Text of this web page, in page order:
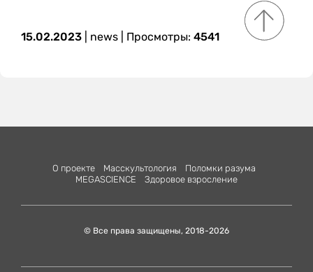
15.02.2023 news | Просмотры: 4541
О проекте Масскультология
Поломки разума
MEGASCIENСE
Здоровое взросление
© Все права защищены, 2018-2026